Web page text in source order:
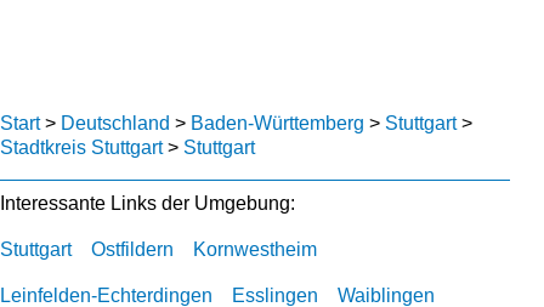
Start> Deutschland > Baden-Württemberg > Stuttgart>
Stadtkreis Stuttgart> Stuttgart
Interessante Links der Umgebung:
Stuttgart Ostfildern Kornwestheim
Leinfelden-Echterdingen Esslingen Waiblingen